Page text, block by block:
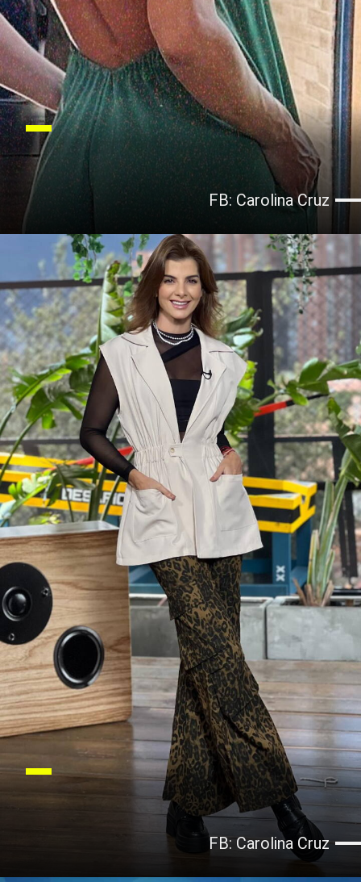
FB: Carolina Cruz
FB: Carolina Cruz